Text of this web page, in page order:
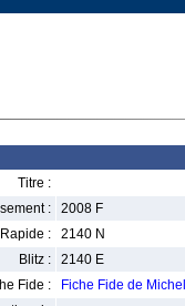
Titre :
:
2008 F
Rapide :
2140 N
Blitz :
2140 E
Fide :
Fiche Fide de